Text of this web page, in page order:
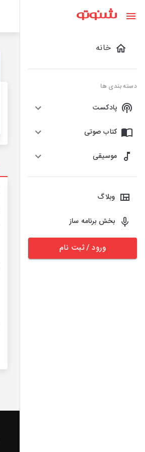
خانه
دسته بندی ها
پادکست
کتاب صوتی
موسیقی
وبلاگ
بخش برنامه ساز
ورود / ثبت نام